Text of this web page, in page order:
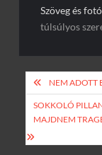
Szöveg és
túlsúlyos
NEM ADOTT
SOKKOLÓ
MAJDNEM